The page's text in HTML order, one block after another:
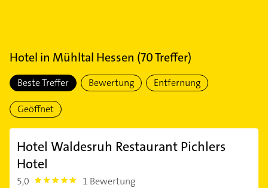
Hotel in Mühltal Hessen (70Treffer)
Beste Treffer Bewertung Entfernung
Geöffnet
Hotel Waldesruh Restaurant Pichlers
Hotel
5,0 5.0 1 Bewertung